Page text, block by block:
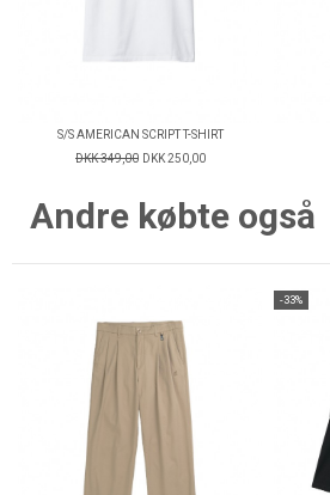
S/S AMERICAN SCRIPT T-SHIRT
DKK 349,00 DKK 250,00
Andre købte også
-33%